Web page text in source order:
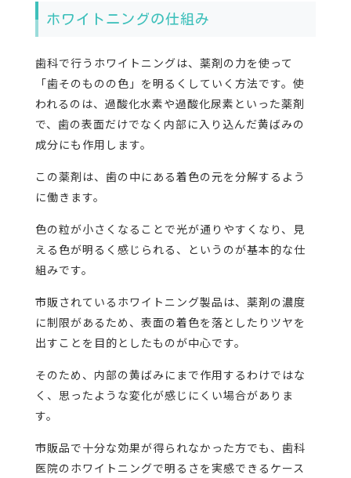
ホワイトニングの仕組み
歯科で行うホワイトニングは、薬剤の力を使って
「歯そのものの色」を明るくしていく方法です。使
われるのは、過酸化水素や過酸化尿素といった薬剤
で、歯の表面だけでなく内部に入り込んだ黄ばみの
成分にも作用します。
この薬剤は、歯の中にある着色の元を分解するよう
に働きます。
色の粒が小さくなることで光が通りやすくなり、見
える色が明るく感じられる、というのが基本的な仕
組みです。
市販されているホワイトニング製品は、薬剤の濃度
に制限があるため、表面の着色を落としたりツヤを
出すことを目的としたものが中心です。
そのため、内部の黄ばみにまで作用するわけではな
く、思ったような変化が感じにくい場合がありま
す。
市販品で十分な効果が得られなかった方でも、歯科
医院のホワイトニングで明るさを実感できるケース